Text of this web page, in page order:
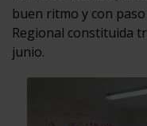
buen ritmo y con
Regional constituida
junio.